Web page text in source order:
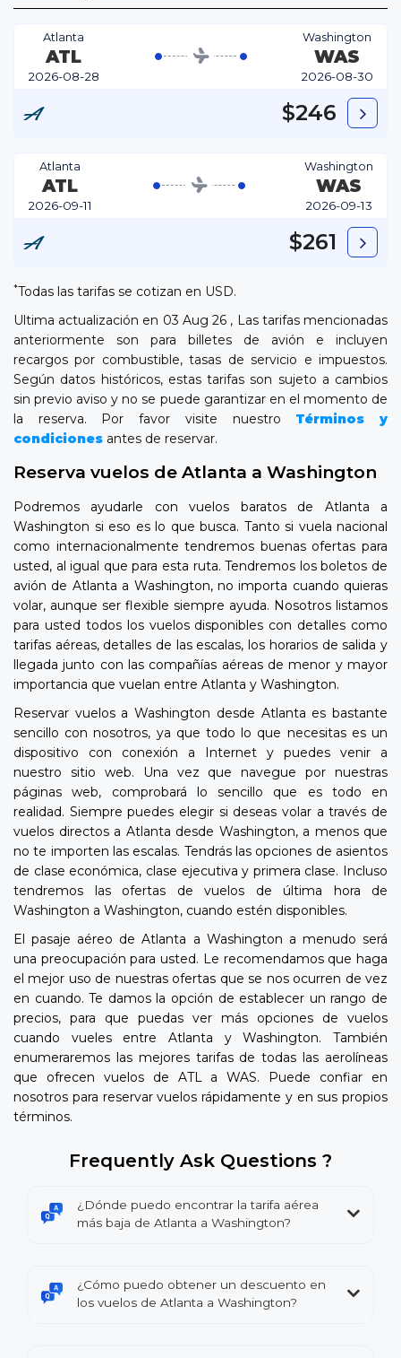
Atlanta
ATL
2026-08-28
Washington
WAS
2026-08-30
$246
Atlanta
ATL
2026-09-11
Washington
WAS
2026-09-13
$261
*Todas las tarifas se cotizan en USD.
Ultima actualización en 03 Aug 26 , Las tarifas mencionadas
anteriormente son para billetes de avión e incluyen
recargos por combustible, tasas de servicio e impuestos.
Según datos históricos, estas tarifas son sujeto a cambios
sin previo aviso y no se puede garantizar en el momento de
la reserva. Por favor visite nuestro Términos y
condiciones antes de reservar.
Reserva vuelos de Atlanta a Washington
Podremos ayudarle con vuelos baratos de Atlanta a
Washington si eso es lo que busca. Tanto si vuela nacional
como internacionalmente tendremos buenas ofertas para
usted, al igual que para esta ruta. Tendremos los boletos de
avión de Atlanta a Washington, no importa cuando quieras
volar, aunque ser flexible siempre ayuda. Nosotros listamos
para usted todos los vuelos disponibles con detalles como
tarifas aéreas, detalles de las escalas, los horarios de salida y
llegada junto con las compañías aéreas de menor y mayor
importancia que vuelan entre Atlanta y Washington.
Reservar vuelos a Washington desde Atlanta es bastante
sencillo con nosotros, ya que todo lo que necesitas es un
dispositivo con conexión a Internet y puedes venir a
nuestro sitio web. Una vez que navegue por nuestras
páginas web, comprobará lo sencillo que es todo en
realidad. Siempre puedes elegir si deseas volar a través de
vuelos directos a Atlanta desde Washington, a menos que
no te importen las escalas. Tendrás las opciones de asientos
de clase económica, clase ejecutiva y primera clase. Incluso
tendremos las ofertas de vuelos de última hora de
Washington a Washington, cuando estén disponibles.
El pasaje aéreo de Atlanta a Washington a menudo será
una preocupación para usted. Le recomendamos que haga
el mejor uso de nuestras ofertas que se nos ocurren de vez
en cuando. Te damos la opción de establecer un rango de
precios, para que puedas ver más opciones de vuelos
cuando vueles entre Atlanta y Washington. También
enumeraremos las mejores tarifas de todas las aerolíneas
que ofrecen vuelos de ATL a WAS. Puede confiar en
nosotros para reservar vuelos rápidamente y en sus propios
términos.
Frequently Ask Questions ?
¿Dónde puedo encontrar la tarifa aérea
más baja de Atlanta a Washington?
¿Cómo puedo obtener un descuento en
los vuelos de Atlanta a Washington?